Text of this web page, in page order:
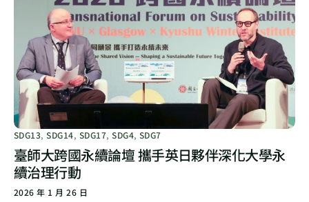
SDG13,SDG14, SDG17,SDG4,SDG7
臺師大跨國永續論壇 攜手英日夥伴深化大學永
續治理行動
2026 年 1 月 26 日